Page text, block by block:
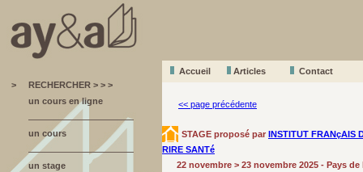
Accueil Articles
Contact
>
RECHERCHER > > >
un cours en ligne
un cours
un stage
<< page précédente
STAGE proposé par INSTITUT FRANçAIS
RIRE SANTé
22 novembre > 23 novembre 2025 - Pays de